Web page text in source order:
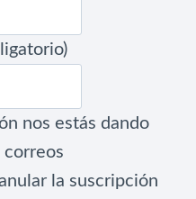
nos estás dando
correos
la suscripción